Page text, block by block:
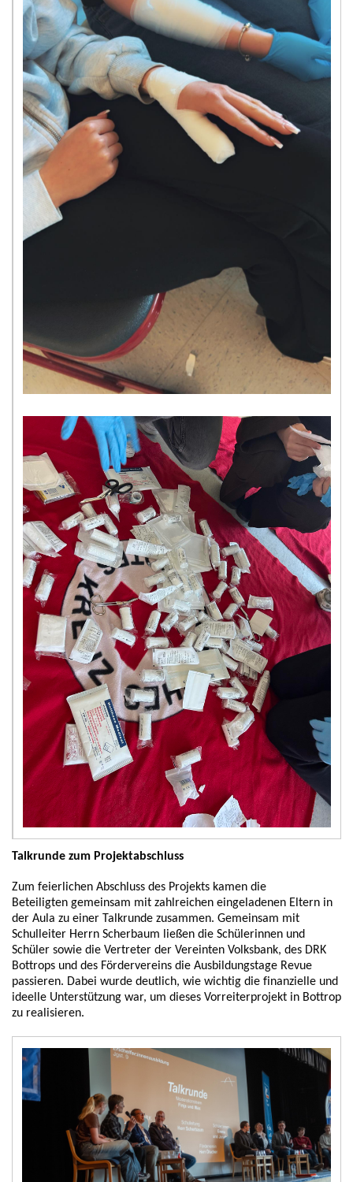
Talkrunde zum Projektabschluss
Zum feierlichen Abschluss des Projekts kamen die
Beteiligten gemeinsam mit zahlreichen eingeladenen Eltern in
der Aula zu einer Talkrunde zusammen. Gemeinsam mit
Schulleiter Herrn Scherbaum ließen die Schülerinnen und
Schüler sowie die Vertreter der Vereinten Volksbank, des DRK
Bottrops und des Fördervereins die Ausbildungstage Revue
passieren. Dabei wurde deutlich, wie wichtig die finanzielle und
ideelle Unterstützung war, um dieses Vorreiterprojekt in Bottrop
zu realisieren.